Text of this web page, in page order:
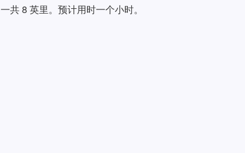
共 8 英里。预计用时一个小时。